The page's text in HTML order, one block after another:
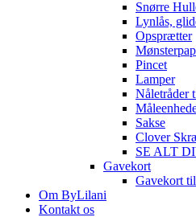
Snørre
Lynlås,
Opsprætter
Pincet
Lamper
Nåletråder
Sakse
Clover
SE ALT
Gavekort
Gavekort
Om ByLilani
Kontakt os